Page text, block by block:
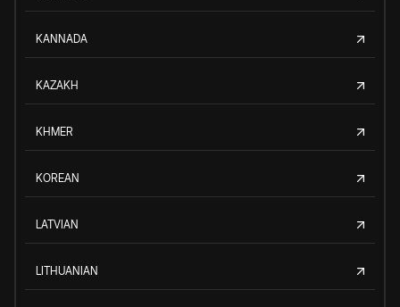
KANNADA
KAZAKH
KHMER
KOREAN
LATVIAN
LITHUANIAN